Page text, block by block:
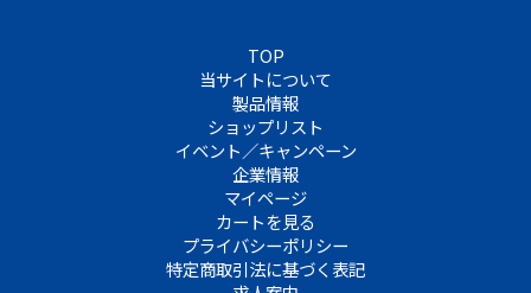
TOP
当サイトについて
製品情報
ショップリスト
イベント／キャンペーン
企業情報
マイページ
カートを見る
プライバシーポリシー
特定商取引法に基づく表記